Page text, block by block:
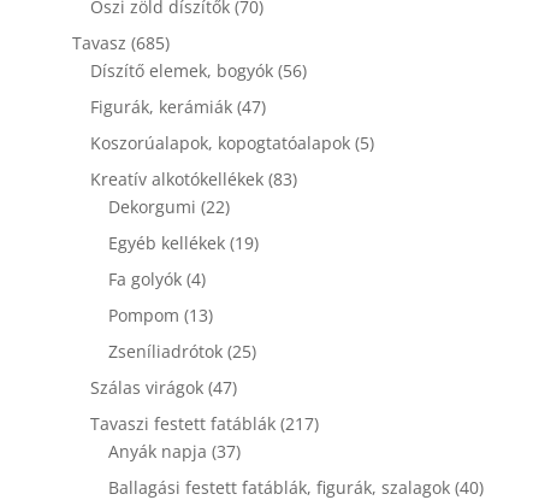
Őszi zöld díszítők 7070
Tavasz 685685
termék
Díszítő elemek, bogyók 5656
Figurák, kerámiák 4747
termék
Koszorúalapok, kopogtatóalapok 55
Kreatív alkotókellékek 8383
Dekorgumi 2222
termék
Egyéb kellékek 1919
Fa golyók 44
termék
Pompom 1313
termék
Zseníliadrótok 2525
Szálas virágok 4747
termék
Tavaszi festett fatáblák 217217
Anyák napja 3737
termék
Ballagási festett fatáblák, figurák, szalagok 4040